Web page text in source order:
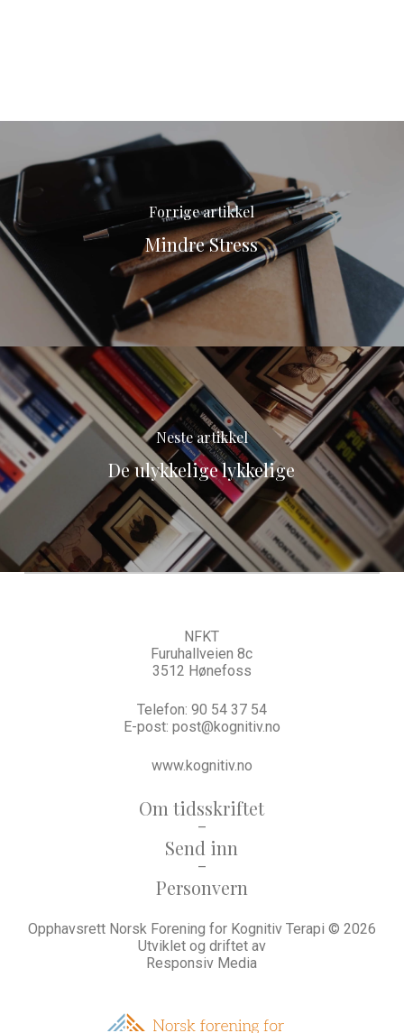
Forrige artikkel
Mindre Stress
Neste artikkel
De ulykkelige lykkelige
Om tidsskriftet
–
Send inn
–
Personvern
Opphavsrett Norsk Forening for Kognitiv Terapi © 2026
Utviklet og driftet av
Responsiv Media
NFKT
Furuhallveien 8c
3512 Hønefoss
Telefon: 90 54 37 54
E-post: post@kognitiv.no
www.kognitiv.no